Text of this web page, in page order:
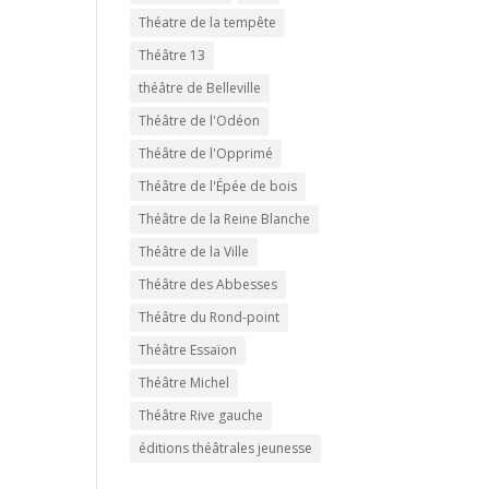
Théatre de la tempête
Théâtre 13
théâtre de Belleville
Théâtre de l'Odéon
Théâtre de l'Opprimé
Théâtre de l'Épée de bois
Théâtre de la Reine Blanche
Théâtre de la Ville
Théâtre des Abbesses
Théâtre du Rond-point
Théâtre Essaïon
Théâtre Michel
Théâtre Rive gauche
éditions théâtrales jeunesse